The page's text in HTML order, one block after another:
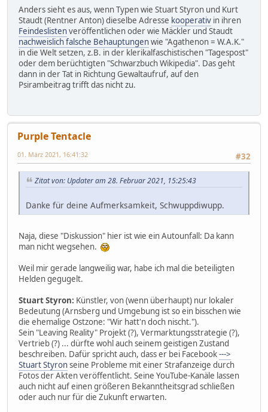
Anders sieht es aus, wenn Typen wie Stuart Styron und Kurt
Staudt (Rentner Anton) dieselbe Adresse kooperativ in ihren
Feindeslistenveröffentlichen oder wie Mäckler und Staudt
nachweislich falsche Behauptungenwie "Agathenon = W.A.K."
in die Welt setzen, z.B. in der klerikalfaschistischen "Tagespost"
oder dem berüchtigten "Schwarzbuch Wikipedia". Das geht
dann in der Tat in Richtung Gewaltaufruf, auf den
Psirambeitrag trifft das nicht zu.
Purple Tentacle
#32
01. März 2021, 16:41:32
Zitat von: Updater am 28. Februar 2021, 15:25:43
Danke für deine Aufmerksamkeit, Schwuppdiwupp.
Naja, diese "Diskussion" hier ist wie ein Autounfall: Da kann
man nicht wegsehen.
Weil mir gerade langweilig war, habe ich mal die beteiligten
Helden gegugelt.
Stuart Styron: Künstler, von (wenn überhaupt) nur lokaler
Bedeutung (Arnsberg und Umgebung ist so ein bisschen wie
die ehemalige Ostzone: "Wir hatt'n doch nischt.").
Sein "Leaving Reality" Projekt (?), Vermarktungsstrategie (?),
Vertrieb (?) ... dürfte wohl auch seinem geistigen Zustand
beschreiben. Dafür spricht auch, dass er bei Facebook--->
Stuart Styronseine Probleme mit einer Strafanzeige durch
Fotos der Akten veröffentlicht. Seine YouTube-Kanäle lassen
auch nicht auf einen größeren Bekanntheitsgrad schließen
oder auch nur für die Zukunft erwarten.